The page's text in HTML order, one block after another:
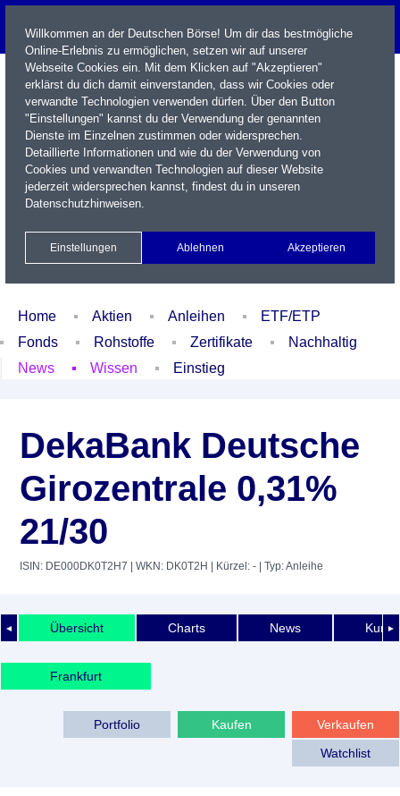
Name / WKN / ISIN / Kürzel
Xetra Realtime
Watchlist Portfolio Login
Home Aktien Anleihen
ETF/ETP
Fonds
Rohstoffe Zertifikate
Nachhaltig
News
Wissen Einstieg
DekaBank Deutsche
Girozentrale 0,31%
21/30
ISIN: DE000DK0T2H7 | WKN: DK0T2H | Kürzel: - | Typ: Anleihe
◄ ►
Übersicht Charts News
Frankfurt
Verkaufen
Kaufen
Portfolio
Watchlist
Willkommen an der Deutschen Börse! Um dir das bestmögliche
Online-Erlebnis zu ermöglichen, setzen wir auf unserer
Webseite Cookies ein. Mit dem Klicken auf "Akzeptieren"
erklärst du dich damit einverstanden, dass wir Cookies oder
verwandte Technologien verwenden dürfen. Über den Button
"Einstellungen" kannst du der Verwendung der genannten
Dienste im Einzelnen zustimmen oder widersprechen.
Detaillierte Informationen und wie du der Verwendung von
Cookies und verwandten Technologien auf dieser Website
jederzeit widersprechen kannst, findest du in unseren
Datenschutzhinweisen.
Einstellungen Ablehnen Akzeptieren